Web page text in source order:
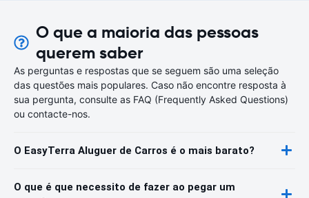
O que a maioria das pessoas
querem saber
As perguntas e respostas que se seguem são uma seleção
das questões mais populares. Caso não encontre resposta à
sua pergunta, consulte as FAQ (Frequently Asked Questions)
ou contacte-nos.
O EasyTerra Aluguer de Carros é o mais barato?
O que é que necessito de fazer ao pegar um